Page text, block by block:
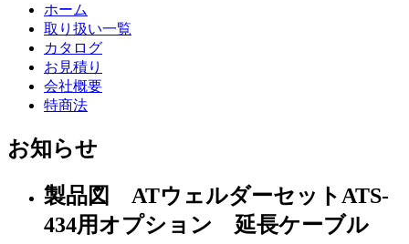
ホーム
取り扱い一覧
カタログ
お見積り
会社概要
特商法
お知らせ
製品図 ATウェルダーセットATS-
434用オプション 延長ケーブル